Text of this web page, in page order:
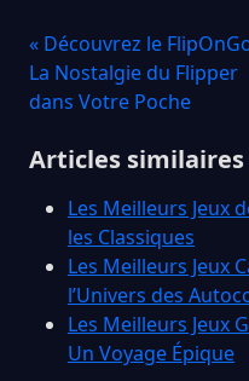
« Découvrez le
La Nostalgie du Flipper
dans Votre Poche
Articles similaires
Les Meilleurs Jeux
les Classiques
Les Meilleurs Jeux
l’Univers des
Les Meilleurs Jeux
Un Voyage Épique